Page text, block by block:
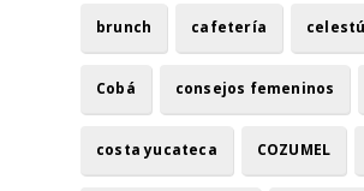
brunch cafetería
Cobá consejos femeninos
costa yucateca COZUMEL